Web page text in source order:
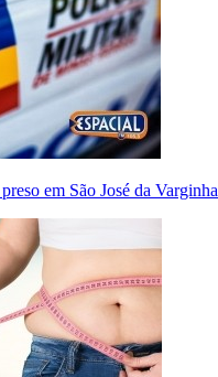
em São José da Varginha